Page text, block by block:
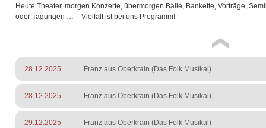
Heute Theater, morgen Konzerte, übermorgen Bälle, Bankette, Vorträge,
oder Tagungen … – Vielfalt ist bei uns Programm!
28.12.2025 Franz aus Oberkrain (Das Folk Musikal)
28.12.2025 Franz aus Oberkrain (Das Folk Musikal)
29.12.2025 Franz aus Oberkrain (Das Folk Musikal)